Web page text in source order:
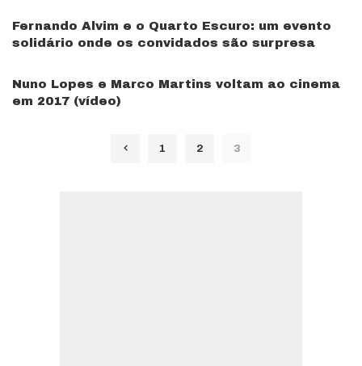
Fernando Alvim e o Quarto Escuro: um evento
solidário onde os convidados são surpresa
Nuno Lopes e Marco Martins voltam ao cinema
em 2017 (vídeo)
1 2 3